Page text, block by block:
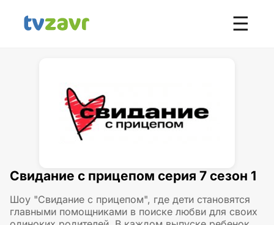
☰
Свидание с прицепом серия 7 сезон 1
Шоу "Свидание с прицепом", где дети становятся
главными помощниками в поиске любви для своих